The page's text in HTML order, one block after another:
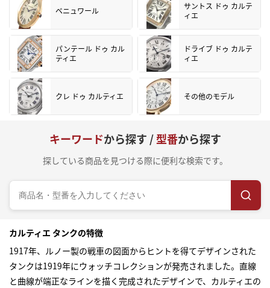
ベニュワール
サントス ドゥ カルテ
ィエ
パンテール ドゥ カル
ティエ
ドライブ ドゥ カルテ
ィエ
クレ ドゥ カルティエ その他のモデル
キーワードから探す /型番から探す
探している商品を見つける際に便利な検索です。
カルティエ タンクの特徴
1917年、ルノー製の戦車の図面からヒントを得てデザインされた
タンクは1919年にウォッチコレクションが発売されました。直線
と曲線が端正なラインを描く完成されたデザインで、カルティエの